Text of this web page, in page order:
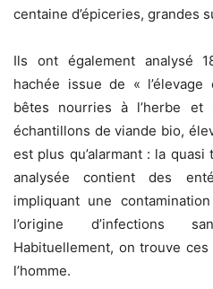
centaine d’épiceries, grandes
Ils ont également analysé
hachée issue de «
bêtes nourries à l’herbe et
échantillons de viande bio,
est plus qu’alarmant : la
analysée contient des
impliquant une
l’origine d’infections
Habituellement, on trouve
l’homme.